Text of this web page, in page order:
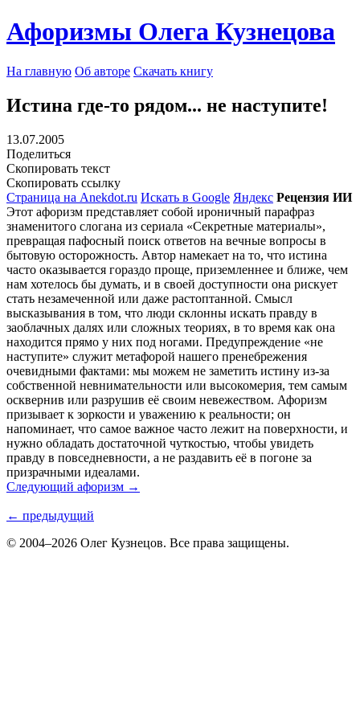
Афоризмы Олега Кузнецова
На главную Об авторе Скачать книгу
Истина где-то рядом... не наступите!
13.07.2005
Поделиться
Скопировать текст
Скопировать ссылку
Страница на Anekdot.ru Искать в Google Яндекс Рецензия ИИ
Этот афоризм представляет собой ироничный парафраз
знаменитого слогана из сериала «Секретные материалы»,
превращая пафосный поиск ответов на вечные вопросы в
бытовую осторожность. Автор намекает на то, что истина
часто оказывается гораздо проще, приземленнее и ближе, чем
нам хотелось бы думать, и в своей доступности она рискует
стать незамеченной или даже растоптанной. Смысл
высказывания в том, что люди склонны искать правду в
заоблачных далях или сложных теориях, в то время как она
находится прямо у них под ногами. Предупреждение «не
наступите» служит метафорой нашего пренебрежения
очевидными фактами: мы можем не заметить истину из-за
собственной невнимательности или высокомерия, тем самым
осквернив или разрушив её своим невежеством. Афоризм
призывает к зоркости и уважению к реальности; он
напоминает, что самое важное часто лежит на поверхности, и
нужно обладать достаточной чуткостью, чтобы увидеть
правду в повседневности, а не раздавить её в погоне за
призрачными идеалами.
Следующий афоризм →
← предыдущий
© 2004–2026 Олег Кузнецов. Все права защищены.